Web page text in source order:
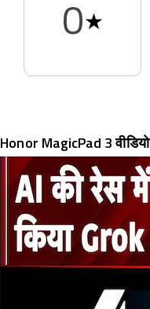
0★
Honor MagicPad 3 वीडियो